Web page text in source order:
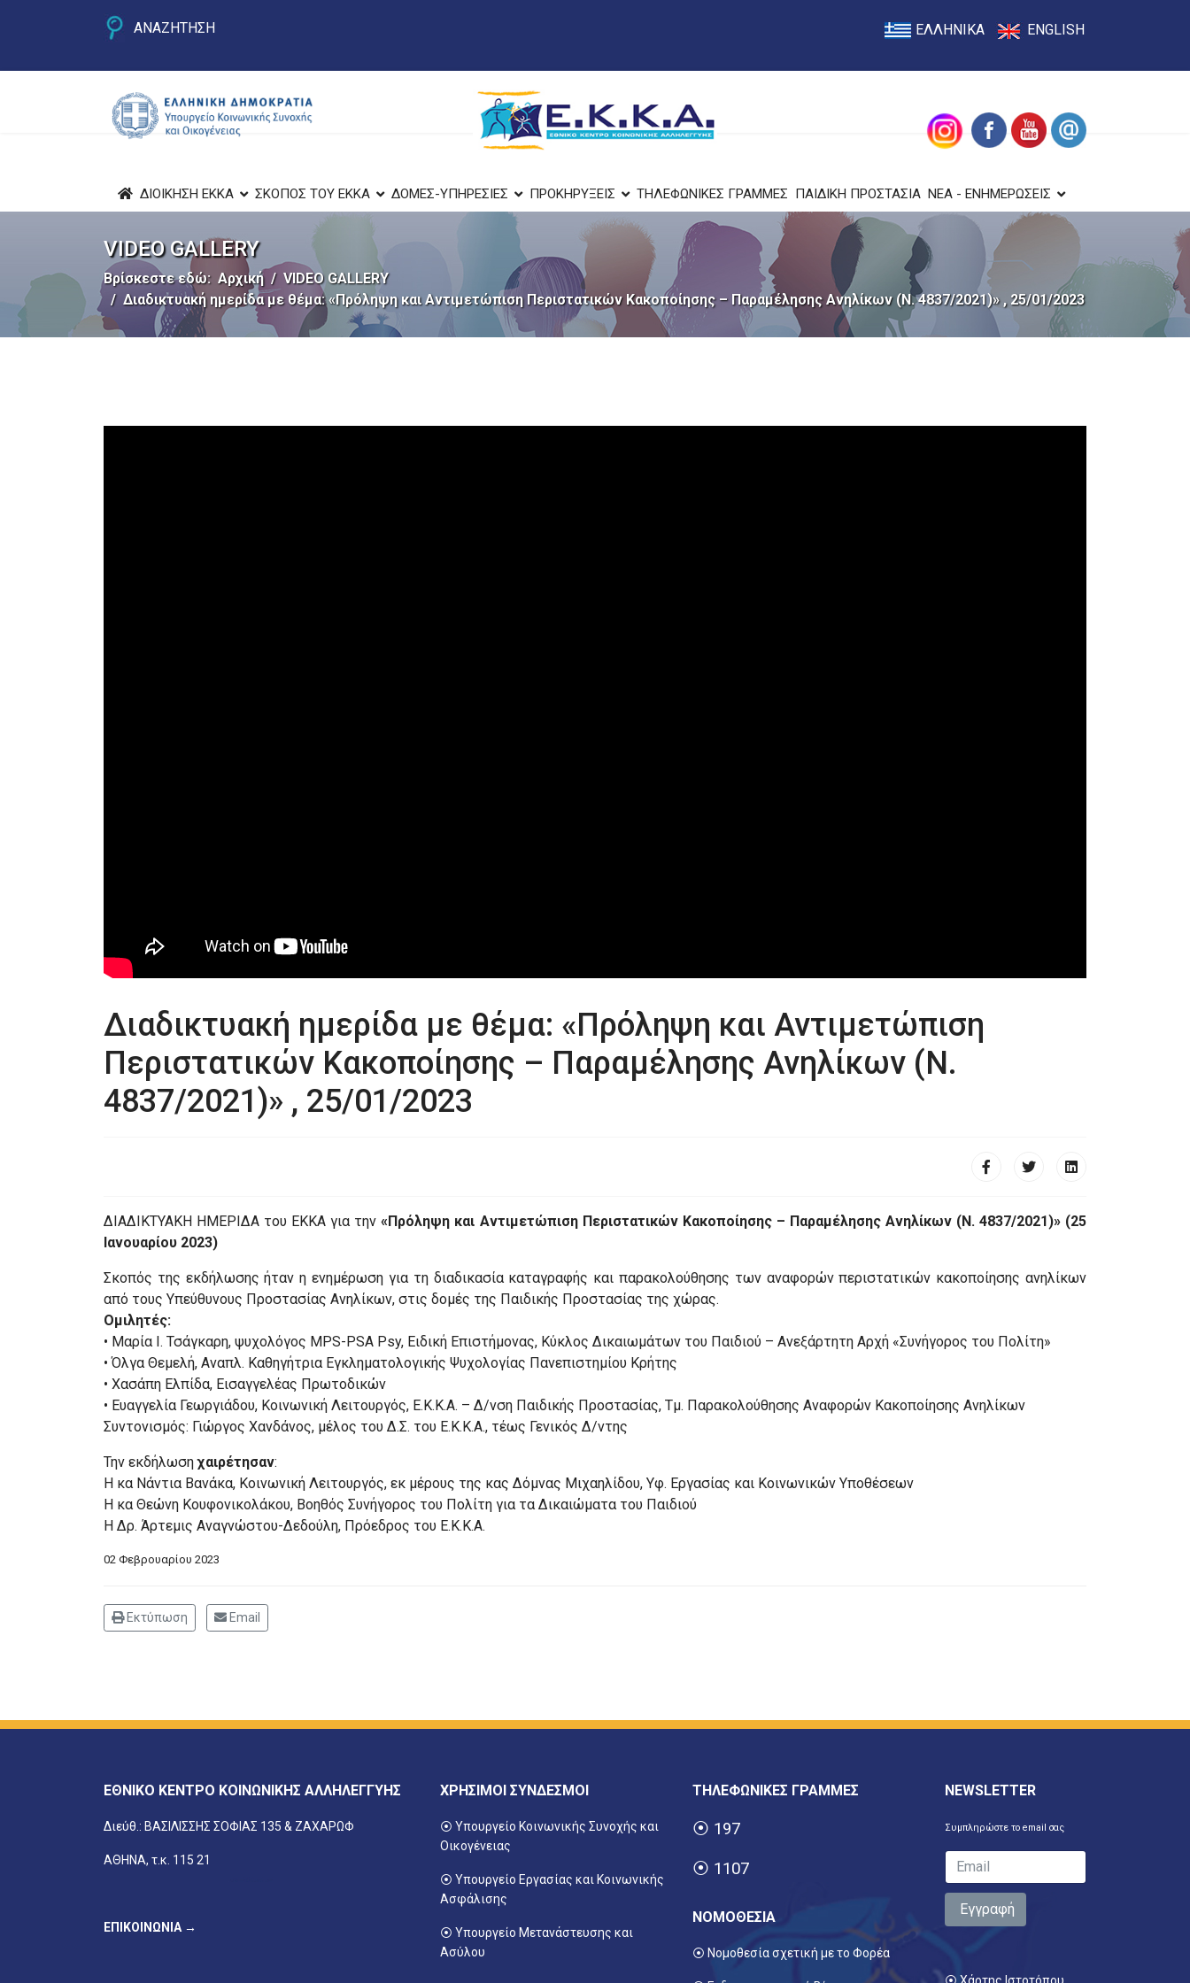
ΑΝΑΖΗΤΗΣΗ ΕΛΛΗΝΙΚΑ ENGLISH
ΔΙΟΙΚΗΣΗ ΕΚΚΑ ΣΚΟΠΟΣ ΤΟΥ ΕΚΚΑ ΔΟΜΕΣ-ΥΠΗΡΕΣΙΕΣ ΠΡΟΚΗΡΥΞΕΙΣ ΤΗΛΕΦΩΝΙΚΕΣ ΓΡΑΜΜΕΣ ΠΑΙΔΙΚΗ ΠΡΟΣΤΑΣΙΑ ΝΕΑ - ΕΝΗΜΕΡΩΣΕΙΣ
VIDEO GALLERY
Βρίσκεστε εδώ: Αρχική
VIDEO GALLERY
Διαδικτυακή ημερίδα με θέμα: «Πρόληψη και Αντιμετώπιση Περιστατικών Κακοποίησης – Παραμέλησης Ανηλίκων (Ν. 4837/2021)» , 25/01/2023
Διαδικτυακή ημερίδα με θέμα: «Πρόληψη και Αντιμετώπιση
Περιστατικών Κακοποίησης – Παραμέλησης Ανηλίκων (Ν.
4837/2021)» , 25/01/2023
ΔΙΑΔΙΚΤΥΑΚΗ ΗΜΕΡΙΔΑ του ΕΚΚΑ για την«Πρόληψη και Αντιμετώπιση Περιστατικών Κακοποίησης – Παραμέλησης Ανηλίκων (Ν. 4837/2021)» (25
Ιανουαρίου 2023)
Σκοπός της εκδήλωσης ήταν η ενημέρωση για τη διαδικασία καταγραφής και παρακολούθησης των αναφορών περιστατικών κακοποίησης ανηλίκων
από τους Υπεύθυνους Προστασίας Ανηλίκων, στις δομές της Παιδικής Προστασίας της χώρας.
Ομιλητές:
• Μαρία Ι. Τσάγκαρη, ψυχολόγος MPS-PSA Psy, Ειδική Επιστήμονας, Κύκλος Δικαιωμάτων του Παιδιού – Ανεξάρτητη Αρχή «Συνήγορος του Πολίτη»
• Όλγα Θεμελή, Αναπλ. Καθηγήτρια Εγκληματολογικής Ψυχολογίας Πανεπιστημίου Κρήτης
• Χασάπη Ελπίδα, Εισαγγελέας Πρωτοδικών
• Ευαγγελία Γεωργιάδου, Κοινωνική Λειτουργός, Ε.Κ.Κ.Α. – Δ/νση Παιδικής Προστασίας, Τμ. Παρακολούθησης Αναφορών Κακοποίησης Ανηλίκων
Συντονισμός: Γιώργος Χανδάνος, μέλος του Δ.Σ. του Ε.Κ.Κ.Α., τέως Γενικός Δ/ντης
Την εκδήλωσηχαιρέτησαν:
Η κα Νάντια Βανάκα, Κοινωνική Λειτουργός, εκ μέρους της κας Δόμνας Μιχαηλίδου, Υφ. Εργασίας και Κοινωνικών Υποθέσεων
Η κα Θεώνη Κουφονικολάκου, Βοηθός Συνήγορος του Πολίτη για τα Δικαιώματα του Παιδιού
Η Δρ. Άρτεμις Αναγνώστου-Δεδούλη, Πρόεδρος του Ε.Κ.Κ.Α.
02 Φεβρουαρίου 2023
Εκτύπωση Email
ΕΘΝΙΚΟ ΚΕΝΤΡΟ ΚΟΙΝΩΝΙΚΗΣ ΑΛΛΗΛΕΓΓΥΗΣ
Διεύθ.: ΒΑΣΙΛΙΣΣΗΣ ΣΟΦΙΑΣ 135 & ΖΑΧΑΡΩΦ
ΑΘΗΝΑ, τ.κ. 115 21
ΕΠΙΚΟΙΝΩΝΙΑ →
ΧΡΗΣΙΜΟΙ ΣΥΝΔΕΣΜΟΙ
⦿ Υπουργείο Κοινωνικής Συνοχής και
Οικογένειας
⦿ Υπουργείο Εργασίας και Κοινωνικής
Ασφάλισης
⦿ Υπουργείο Μετανάστευσης και
Ασύλου
ΤΗΛΕΦΩΝΙΚΕΣ ΓΡΑΜΜΕΣ
⦿ 197
⦿ 1107
ΝΟΜΟΘΕΣΙΑ
⦿ Νομοθεσία σχετική με το Φορέα
NEWSLETTER
Συμπληρώστε το email σας
Εγγραφή